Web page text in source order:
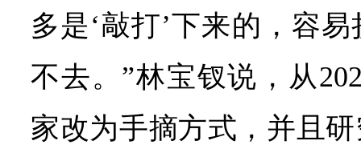
多是‘敲打’下来的，容
不去。”林宝钗说，从
家改为手摘方式，并且